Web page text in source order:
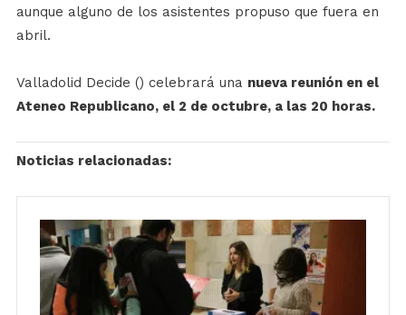
aunque alguno de los asistentes propuso que fuera en
abril.
Valladolid Decide () celebrará una nueva reunión en el
Ateneo Republicano, el 2 de octubre, a las 20 horas.
Noticias relacionadas: